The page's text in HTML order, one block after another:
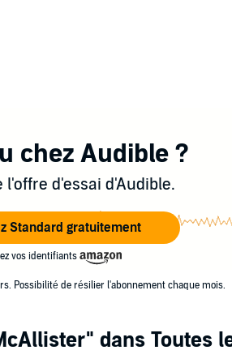
chez Audible ?
l'offre d'essai d'Audible.
Standard gratuitement
vos identifiants
Possibilité de résilier l'abonnement chaque mois.
dans Toutes